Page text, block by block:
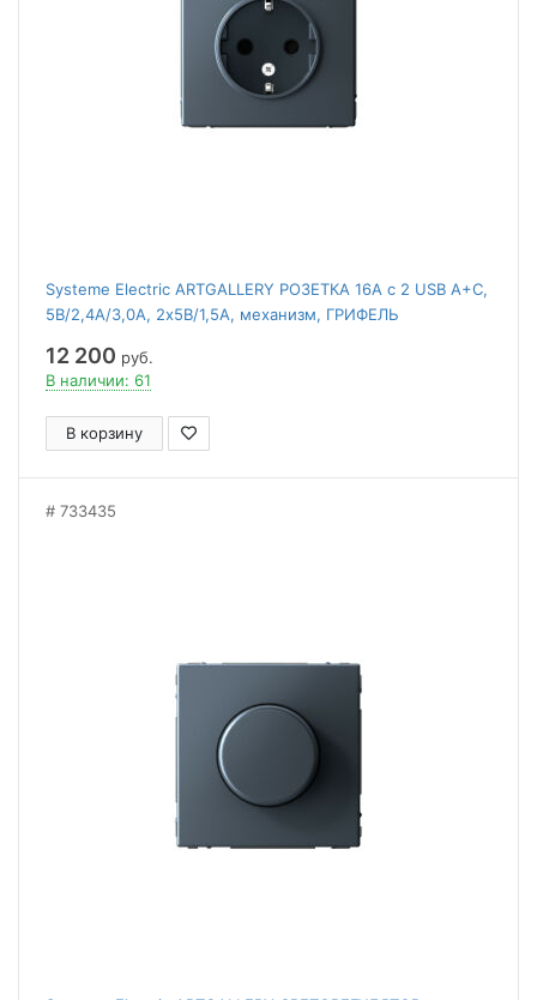
Systeme Electric ARTGALLERY РОЗЕТКА 16А с 2 USB A+C,
5В/2,4А/3,0А, 2х5В/1,5А, механизм, ГРИФЕЛЬ
12 200 руб.
В наличии: 61
В корзину
733435